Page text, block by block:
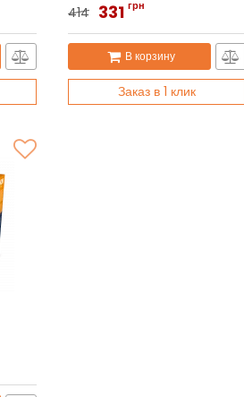
Артикул:Аквафор A5Н
414 331 грн
В корзину
Заказ в 1 клик